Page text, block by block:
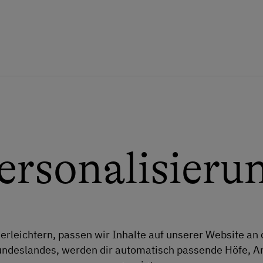
erleichtern, passen wir Inhalte auf unserer Website an
werden dir automatisch passende Höfe,